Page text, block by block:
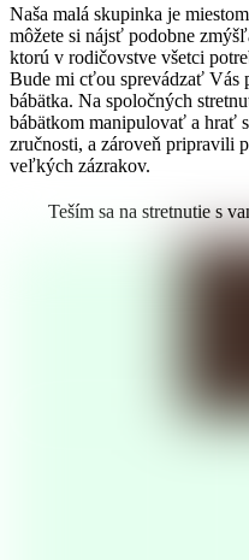
Naša malá skupinka je
môžete si nájsť podobne
ktorú v rodičovstve všetci
Bude mi cťou sprevádzať
bábätka. Na spoločných
bábätkom manipulovať a hrať
zručnosti, a zároveň pripravili
veľkých zázrakov.
Teším sa na stretnutie s